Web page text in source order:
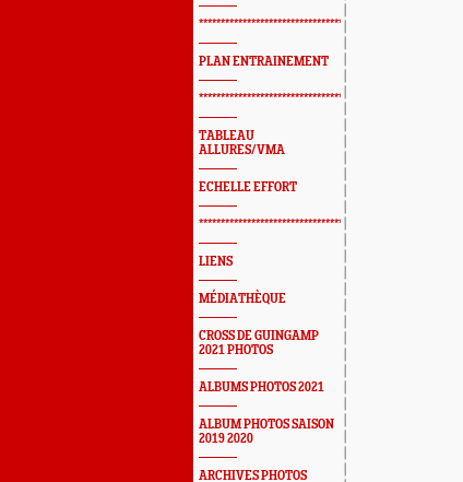
*************************************************
PLAN ENTRAINEMENT
*************************************************
TABLEAU
ALLURES/VMA
ECHELLE EFFORT
*************************************************
LIENS
MÉDIATHÈQUE
CROSS DE GUINGAMP
2021 PHOTOS
ALBUMS PHOTOS 2021
ALBUM PHOTOS SAISON
2019 2020
ARCHIVES PHOTOS